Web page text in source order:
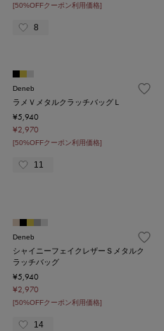
[50%OFFクーポン利用価格]
8
Deneb
ラメＶメタルクラッチバッグＬ
¥5,940
¥2,970
[50%OFFクーポン利用価格]
11
Deneb
シャイニーフェイクレザーＳメタルク
ラッチバッグ
¥5,940
¥2,970
[50%OFFクーポン利用価格]
14